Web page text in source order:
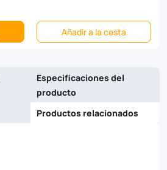
Añadir a la cesta
Especificaciones del
producto
Productos relacionados